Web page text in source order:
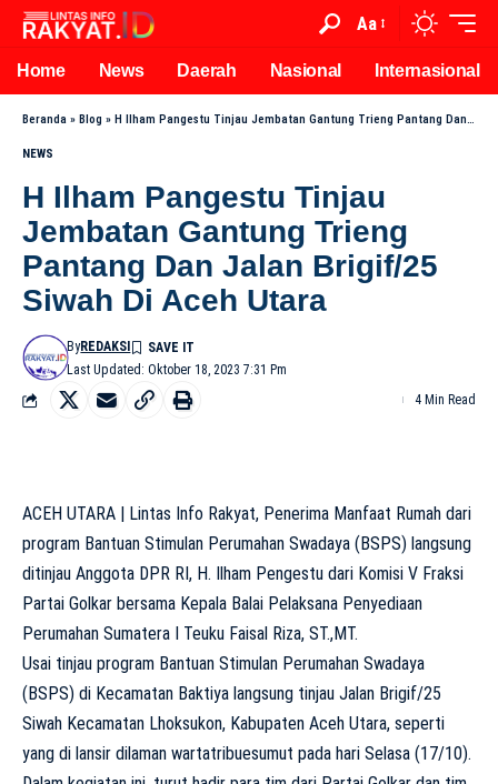
Aa
Home News Daerah Nasional Internasional
Beranda » Blog » H Ilham Pangestu Tinjau Jembatan Gantung Trieng Pantang Dan Jalan Brigif/25 Siwah Di Aceh Utara
NEWS
H Ilham Pangestu Tinjau
Jembatan Gantung Trieng
Pantang Dan Jalan Brigif/25
Siwah Di Aceh Utara
Last Updated: Oktober 18, 2023 7:31 Pm
ByREDAKSI
4 Min Read
ACEH UTARA | Lintas Info Rakyat, Penerima Manfaat Rumah dari
program Bantuan Stimulan Perumahan Swadaya (BSPS) langsung
ditinjau Anggota DPR RI, H. Ilham Pengestu dari Komisi V Fraksi
Partai Golkar bersama Kepala Balai Pelaksana Penyediaan
Perumahan Sumatera I Teuku Faisal Riza, ST.,MT.
Usai tinjau program Bantuan Stimulan Perumahan Swadaya
(BSPS) di Kecamatan Baktiya langsung tinjau Jalan Brigif/25
Siwah Kecamatan Lhoksukon, Kabupaten Aceh Utara, seperti
yang di lansir dilaman wartatribuesumut pada hari Selasa (17/10).